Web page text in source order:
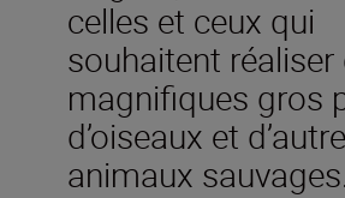
celles et ceux qui
souhaitent réaliser
magnifiques gros
d’oiseaux et
animaux sauvages.